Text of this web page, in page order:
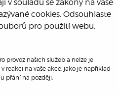
v souladu se zákony na vaše
cookies. Odsouhlaste
pro použití webu.
provoz našich služeb a nelze je
reakci na vaše akce, jako je například
přání na později.